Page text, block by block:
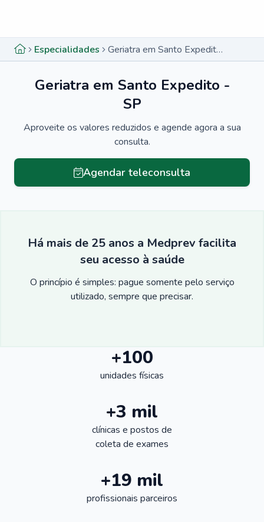
Especialidades Geriatra em Santo Expedito - SP
Geriatra em Santo Expedito -
SP
Aproveite os valores reduzidos e agende agora a sua
consulta.
Agendar teleconsulta
Há mais de 25 anos a Medprev facilita
seu acesso à saúde
O princípio é simples: pague somente pelo serviço
utilizado, sempre que precisar.
+100
unidades físicas
+3 mil
clínicas e postos de
coleta de exames
+19 mil
profissionais parceiros